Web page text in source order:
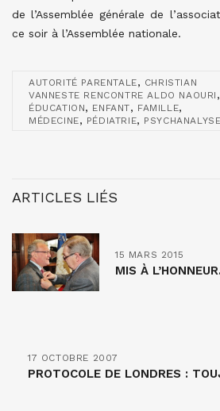
de l’Assemblée générale de
ce soir à l’Assemblée nationale.
AUTORITÉ PARENTALE, CHRISTIAN
VANNESTE RENCONTRE ALDO NAOURI ,
ÉDUCATION, ENFANT, FAMILLE,
MÉDECINE, PÉDIATRIE, PSYCHANALYSE
ARTICLES LIÉS
15 MARS 2015
MIS À
17 OCTOBRE 2007
PROTOCOLE DE LONDRES :